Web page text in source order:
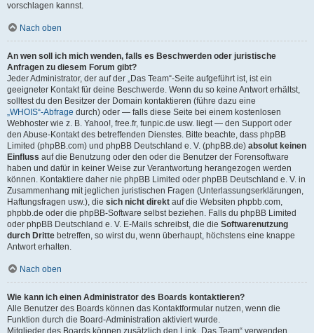
vorschlagen kannst.
Nach oben
An wen soll ich mich wenden, falls es Beschwerden oder juristische
Anfragen zu diesem Forum gibt?
Jeder Administrator, der auf der „Das Team“-Seite aufgeführt ist, ist ein
geeigneter Kontakt für deine Beschwerde. Wenn du so keine Antwort erhältst,
solltest du den Besitzer der Domain kontaktieren (führe dazu eine
„WHOIS“-Abfrage durch) oder — falls diese Seite bei einem kostenlosen
Webhoster wie z. B. Yahoo!, free.fr, funpic.de usw. liegt — den Support oder
den Abuse-Kontakt des betreffenden Dienstes. Bitte beachte, dass phpBB
Limited (phpBB.com) und phpBB Deutschland e. V. (phpBB.de) absolut keinen
Einfluss auf die Benutzung oder den oder die Benutzer der Forensoftware
haben und dafür in keiner Weise zur Verantwortung herangezogen werden
können. Kontaktiere daher nie phpBB Limited oder phpBB Deutschland e. V. in
Zusammenhang mit jeglichen juristischen Fragen (Unterlassungserklärungen,
Haftungsfragen usw.), die sich nicht direkt auf die Websiten phpbb.com,
phpbb.de oder die phpBB-Software selbst beziehen. Falls du phpBB Limited
oder phpBB Deutschland e. V. E-Mails schreibst, die die Softwarenutzung
durch Dritte betreffen, so wirst du, wenn überhaupt, höchstens eine knappe
Antwort erhalten.
Nach oben
Wie kann ich einen Administrator des Boards kontaktieren?
Alle Benutzer des Boards können das Kontaktformular nutzen, wenn die
Funktion durch die Board-Administration aktiviert wurde.
Mitglieder des Boards können zusätzlich den Link „Das Team“ verwenden.